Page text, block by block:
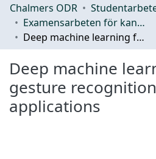
Chalmers ODR
Examensarbeten för kandidatexamen
Deep machine learning for gesture recognition in IoT applications
Deep machine
gesture
applications